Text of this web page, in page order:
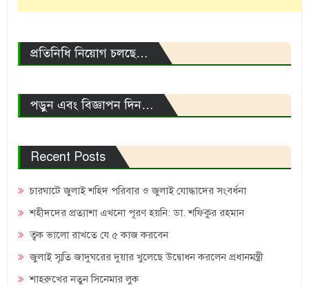
প্রতিনিধি নিয়োগ চলছে…
পড়ুন এবং বিজ্ঞাপন দিন…
Recent Posts
চারঘাটে জুলাই শহিদ পরিবার ও জুলাই যোদ্ধাদের সংবর্ধনা
শহীদদের প্রত্যাশা এখনো পূরণ হয়নি: ডা. শফিকুর রহমান
ত্বক ভালো রাখতে যে ৫ কাজ করবেন
জুলাই স্মৃতি জাদুঘরের দুয়ার খুলেছে উদ্বোধন করলেন প্রধানমন্ত্রী
শাহরুখের নতুন সিনেমার লুক